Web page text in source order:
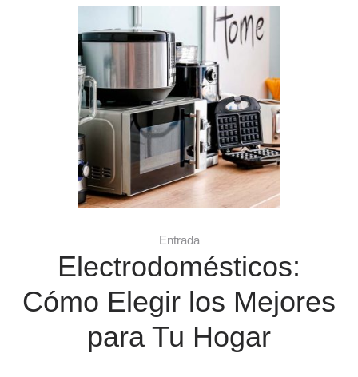
Entrada
Electrodomésticos:
Cómo Elegir los Mejores
para Tu Hogar